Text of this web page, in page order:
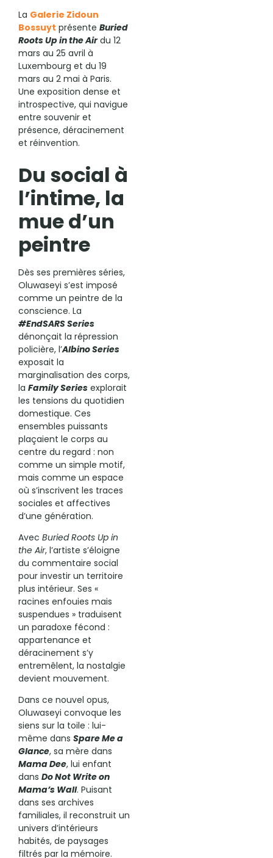
La Galerie Zidoun
Bossuyt présenteBuried
Roots Up in the Airdu 12
mars au 25 avril à
Luxembourg et du 19
mars au 2 mai à Paris.
Une exposition dense et
introspective, qui navigue
entre souvenir et
présence, déracinement
et réinvention.
Du social à
l’intime, la
mue d’un
peintre
Dès ses premières séries,
Oluwaseyi s’est imposé
comme un peintre de la
conscience. La
#EndSARS Series
dénonçait la répression
policière, l’Albino Series
exposait la
marginalisation des corps,
laFamily Series explorait
les tensions du quotidien
domestique. Ces
ensembles puissants
plaçaient le corps au
centre du regard : non
comme un simple motif,
mais comme un espace
où s’inscrivent les traces
sociales et affectives
d’une génération.
AvecBuried Roots Up in
the Air, l’artiste s’éloigne
du commentaire social
pour investir un territoire
plus intérieur. Ses «
racines enfouies mais
suspendues » traduisent
un paradoxe fécond :
appartenance et
déracinement s’y
entremêlent, la nostalgie
devient mouvement.
Dans ce nouvel opus,
Oluwaseyi convoque les
siens sur la toile : lui-
même dansSpare Me a
Glance, sa mère dans
Mama Dee, lui enfant
dansDo Not Write on
Mama’s Wall. Puisant
dans ses archives
familiales, il reconstruit un
univers d’intérieurs
habités, de paysages
filtrés par la mémoire.